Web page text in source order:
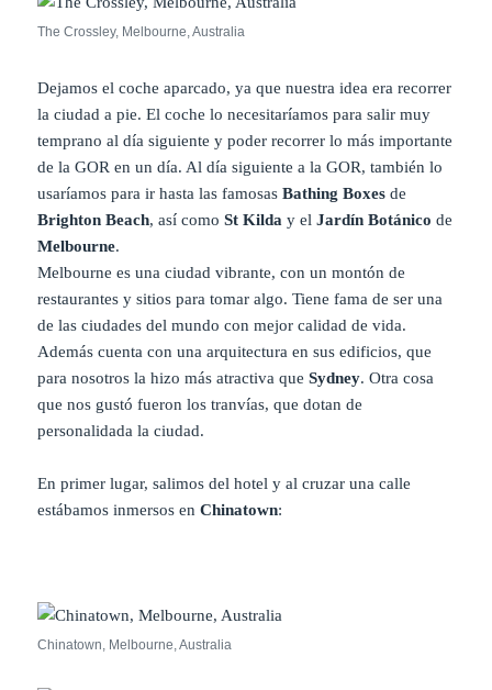
The Crossley, Melbourne, Australia
Dejamos el coche aparcado, ya que nuestra idea era recorrer
la ciudad a pie. El coche lo necesitaríamos para salir muy
temprano al día siguiente y poder recorrer lo más importante
de la GOR en un día. Al día siguiente a la GOR, también lo
usaríamos para ir hasta las famosasBathing Boxes de
Brighton Beach, así comoSt Kilda y el Jardín Botánico de
Melbourne.
Melbourne es una ciudad vibrante, con un montón de
restaurantes y sitios para tomar algo. Tiene fama de ser una
de las ciudades del mundo con mejor calidad de vida.
Además cuenta con una arquitectura en sus edificios, que
para nosotros la hizo más atractiva queSydney. Otra cosa
que nos gustó fueron los tranvías, que dotan de
personalidada la ciudad.
En primer lugar, salimos del hotel y al cruzar una calle
estábamos inmersos enChinatown:
Chinatown, Melbourne, Australia